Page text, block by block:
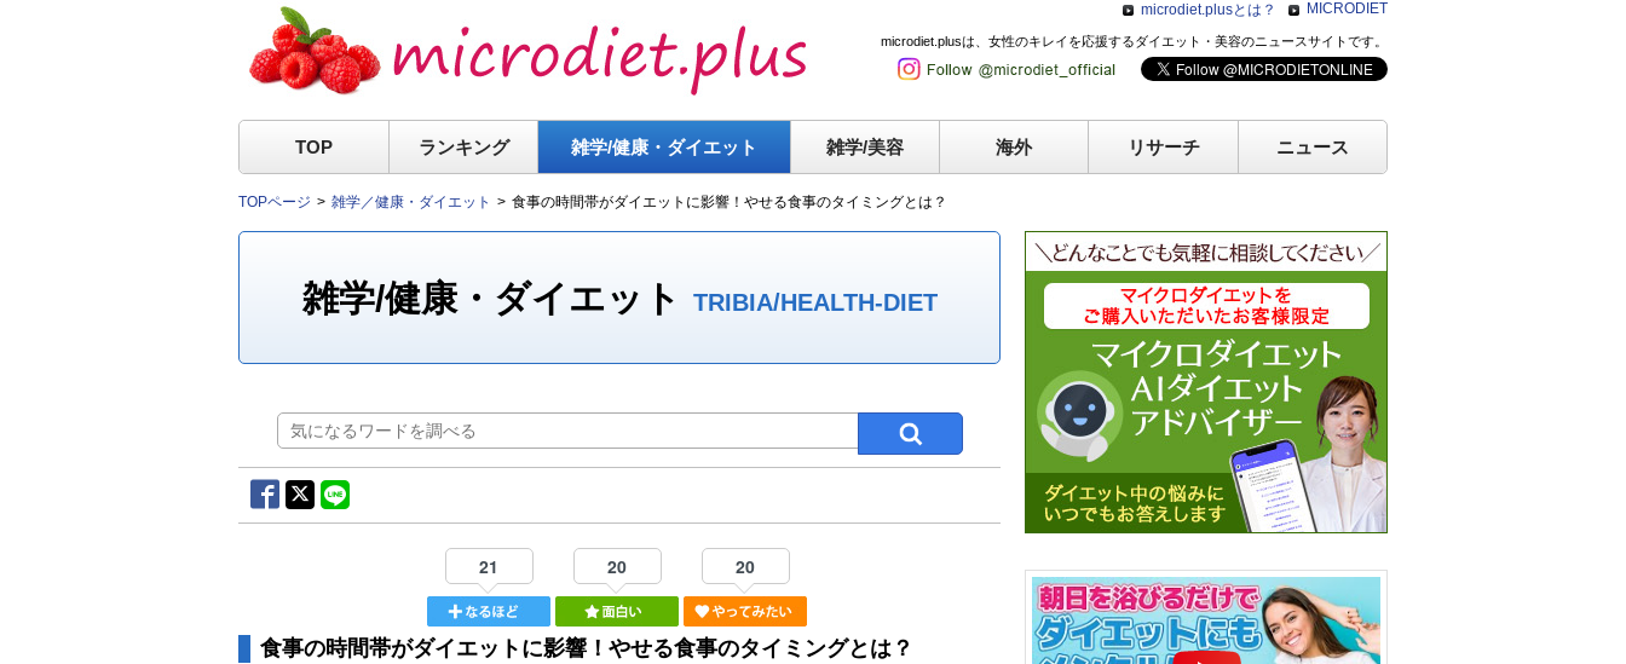
microdiet.plusとは？ MICRODIET
microdiet.plusは、女性のキレイを応援するダイエット・美容のニュースサイトです。
TOP ランキング 雑学/健康・ ダイエット 雑学/美容 海外 リサーチ ニュース
TOPページ 雑学／健康・ダイエット 食事の時間帯がダイエットに影響！やせる食事のタイミングとは？
雑学/健康・ダイエット TRIBIA/HEALTH-DIET
21 20 20
食事の時間帯がダイエットに影響！やせる食事のタイミングとは？